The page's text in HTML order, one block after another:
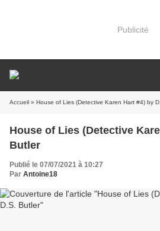
Publicité
Accueil » House of Lies (Detective Karen Hart #4) by
House of Lies (Detective
Butler
Publié le 07/07/2021 à 10:27
Par Antoine18